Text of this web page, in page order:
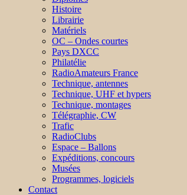
Histoire
Librairie
Matériels
OC – Ondes courtes
Pays DXCC
Philatélie
RadioAmateurs France
Technique, antennes
Technique, UHF et hypers
Technique, montages
Télégraphie, CW
Trafic
RadioClubs
Espace – Ballons
Expéditions, concours
Musées
Programmes, logiciels
Contact